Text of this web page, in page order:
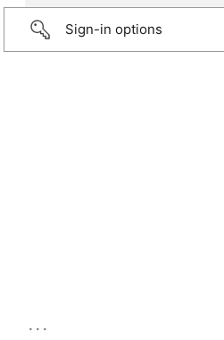
Sign-in options
...